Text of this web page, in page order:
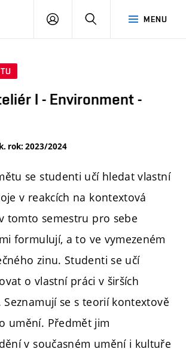
MENU
PŘIHLÁSIT
I - Environment -
rok: 2023/2024
se studenti učí hledat vlastní
v reakcích na kontextová
tomto semestru pro sebe
formulují, a to ve vymezeném
zinu. Studenti se učí
o vlastní práci v širších
Seznamují se s teorií kontextově
umění. Předmět jim
v současném umění i kultuře